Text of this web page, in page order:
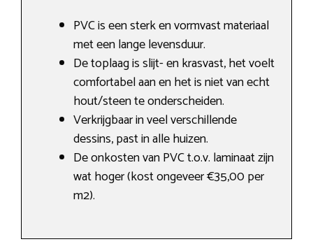
PVC is een sterk en vormvast materiaal
met een lange levensduur.
De toplaag is slijt- en krasvast, het voelt
comfortabel aan en het is niet van echt
hout/steen te onderscheiden.
Verkrijgbaar in veel verschillende
dessins, past in alle huizen.
De onkosten van PVC t.o.v. laminaat zijn
wat hoger (kost ongeveer €35,00 per
m2).